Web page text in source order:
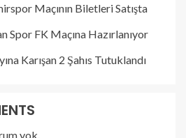
Maçının Biletleri Satışta
Spor FK Maçına Hazırlanıyor
Karışan 2 Şahıs Tutuklandı
yok.